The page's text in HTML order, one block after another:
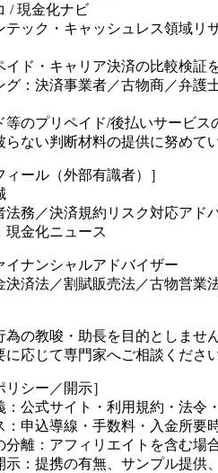
/ 現金化ナビ
テック・キャッシュレス領域リ
イド・キャリア決済の比較検証
グ：決済事業者／古物商／弁護
等のプリペイド/後払いサービ
ない判断材料の提供に努めて
ィール（外部有識者）］
法務／決済規約リスク対応アド
現金化ニュース
イナンシャルアドバイザー
決済法／割賦販売法／古物営業
為の教唆・助長を目的としませ
応じて専門家へご相談ください
リシー／開示］
：公式サイト・利用規約・法
：申込導線・手数料・入金所要
分離：アフィリエイトを含む場
示：提携の有無、サンプル提供